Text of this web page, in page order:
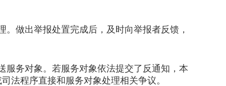
做出举报处置完成后，及时向举报者反馈，
务对象。若服务对象依法提交了反通知，本
法程序直接和服务对象处理相关争议。